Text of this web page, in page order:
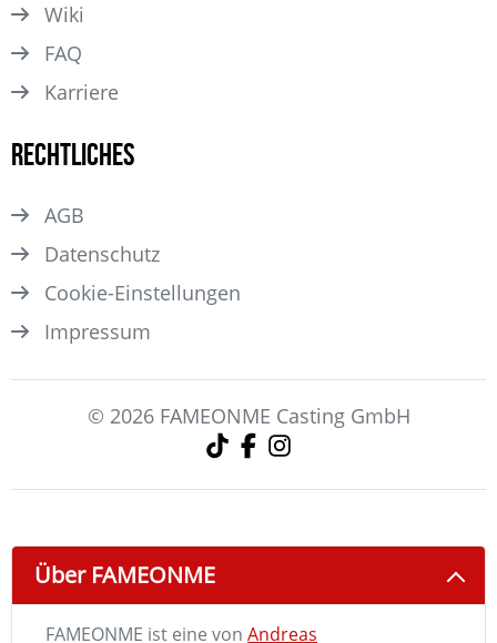
Wiki
FAQ
Karriere
Rechtliches
AGB
Datenschutz
Cookie-Einstellungen
Impressum
© 2026 FAMEONME Casting GmbH
Über FAMEONME
FAMEONME ist eine von Andreas